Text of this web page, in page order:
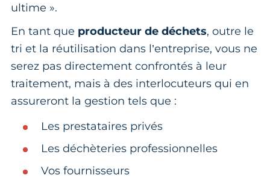
ultime ».
En tant que producteur de déchets, outre le
tri et la réutilisation dans l’entreprise, vous ne
serez pas directement confrontés à leur
traitement, mais à des interlocuteurs qui en
assureront la gestion tels que :
Les prestataires privés
Les déchèteries professionnelles
Vos fournisseurs